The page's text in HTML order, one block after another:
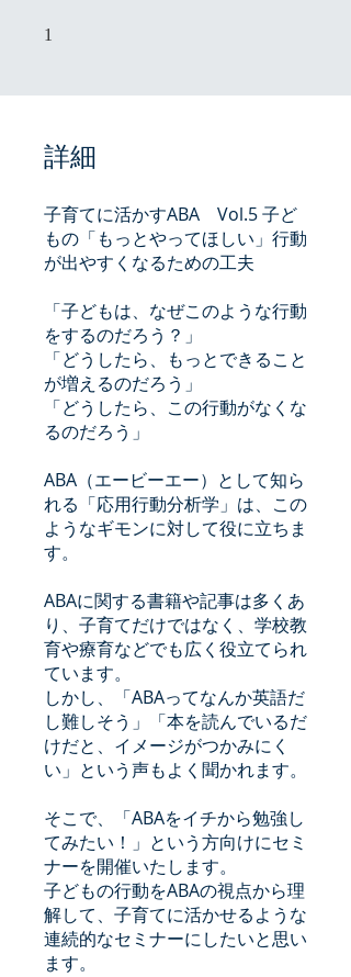
1
詳細
子育てに活かすABA Vol.5 子ど
もの「もっとやってほしい」行動
が出やすくなるための工夫
「子どもは、なぜこのような行動
をするのだろう？」
「どうしたら、もっとできること
が増えるのだろう」
「どうしたら、この行動がなくな
るのだろう」
ABA（エービーエー）として知ら
れる「応用行動分析学」は、この
ようなギモンに対して役に立ちま
す。
ABAに関する書籍や記事は多くあ
り、子育てだけではなく、学校教
育や療育などでも広く役立てられ
ています。
しかし、「ABAってなんか英語だ
し難しそう」「本を読んでいるだ
けだと、イメージがつかみにく
い」という声もよく聞かれます。
そこで、「ABAをイチから勉強し
てみたい！」という方向けにセミ
ナーを開催いたします。
子どもの行動をABAの視点から理
解して、子育てに活かせるような
連続的なセミナーにしたいと思い
ます。